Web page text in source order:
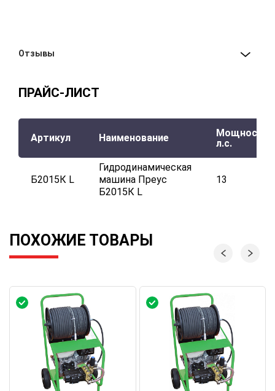
Отзывы
ПРАЙС-ЛИСТ
Артикул Наименование
Мощность,
л.с.
Б2015К L
Гидродинамическая
машина Преус
Б2015К L
13
ПОХОЖИЕ ТОВАРЫ